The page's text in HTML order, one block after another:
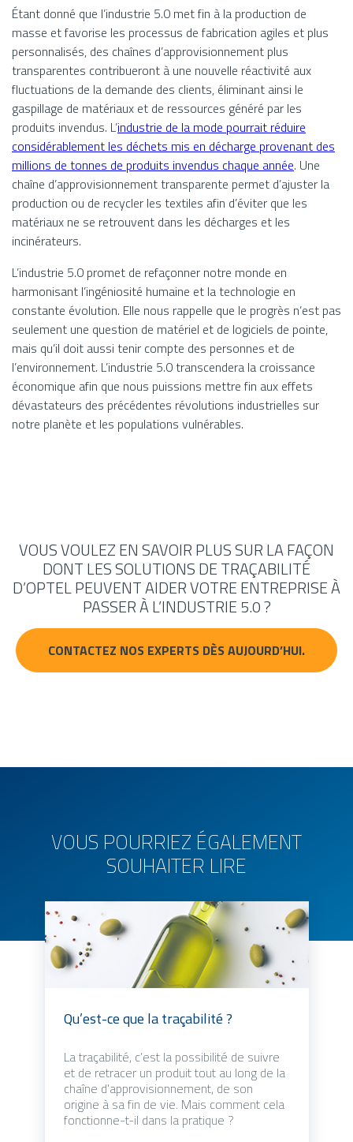
Étant donné que l’industrie 5.0 met fin à la production de
masse et favorise les processus de fabrication agiles et plus
personnalisés, des chaînes d’approvisionnement plus
transparentes contribueront à une nouvelle réactivité aux
fluctuations de la demande des clients, éliminant ainsi le
gaspillage de matériaux et de ressources généré par les
produits invendus. L’industrie de la mode pourrait réduire
considérablement les déchets mis en décharge provenant des
millions de tonnes de produits invendus chaque année. Une
chaîne d’approvisionnement transparente permet d’ajuster la
production ou de recycler les textiles afin d’éviter que les
matériaux ne se retrouvent dans les décharges et les
incinérateurs.
L’industrie 5.0 promet de refaçonner notre monde en
harmonisant l’ingéniosité humaine et la technologie en
constante évolution. Elle nous rappelle que le progrès n’est pas
seulement une question de matériel et de logiciels de pointe,
mais qu’il doit aussi tenir compte des personnes et de
l’environnement. L’industrie 5.0 transcendera la croissance
économique afin que nous puissions mettre fin aux effets
dévastateurs des précédentes révolutions industrielles sur
notre planète et les populations vulnérables.
VOUS VOULEZ EN SAVOIR PLUS SUR LA FAÇON
DONT LES SOLUTIONS DE TRAÇABILITÉ
D’OPTEL PEUVENT AIDER VOTRE ENTREPRISE À
PASSER À L’INDUSTRIE 5.0 ?
CONTACTEZ NOS EXPERTS DÈS AUJOURD’HUI.
VOUS POURRIEZ ÉGALEMENT
SOUHAITER LIRE
Qu’est-ce que la traçabilité ?
La traçabilité, c’est la possibilité de suivre
et de retracer un produit tout au long de la
chaîne d’approvisionnement, de son
origine à sa fin de vie. Mais comment cela
fonctionne-t-il dans la pratique ?